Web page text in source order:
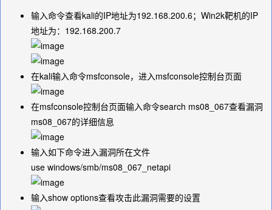
输入命令查看kali的IP地址为192.168.200.6；Win2k靶机的IP
地址为：192.168.200.7
在kali输入命令msfconsole，进入msfconsole控制台页面
在msfconsole控制台页面输入命令search ms08_067查看漏洞
ms08_067的详细信息
输入如下命令进入漏洞所在文件
use windows/smb/ms08_067_netapi
输入show options查看攻击此漏洞需要的设置